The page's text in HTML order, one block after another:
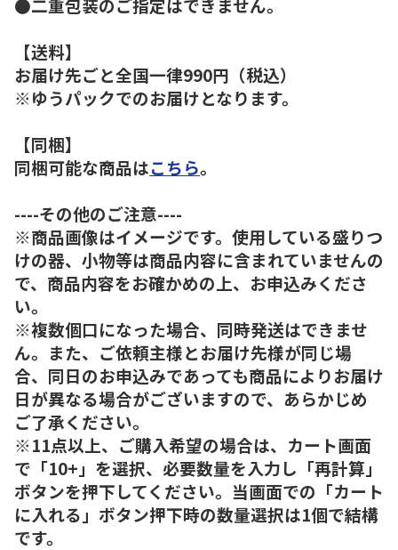
【送料】
お届け先ごと全国一律990円（税込）
※ゆうパックでのお届けとなります。
【同梱】
同梱可能な商品はこちら。
----その他のご注意----
※商品画像はイメージです。使用している盛りつ
けの器、小物等は商品内容に含まれていませんの
で、商品内容をお確かめの上、お申込みくださ
い。
※複数個口になった場合、同時発送はできませ
ん。また、ご依頼主様とお届け先様が同じ場
合、同日のお申込みであっても商品によりお届け
日が異なる場合がございますので、あらかじめ
ご了承ください。
※11点以上、ご購入希望の場合は、カート画面
で「10+」を選択、必要数量を入力し「再計算」
ボタンを押下してください。当画面での「カート
に入れる」ボタン押下時の数量選択は1個で結構
です。